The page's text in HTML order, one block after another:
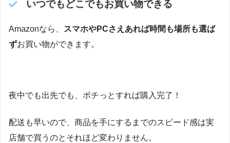
いつでもどこでもお買い物できる
Amazonなら、
スマホやPCさえあれば時間も場所も選ば
ずお買い物ができます。
夜中でも出先でも、ポチっとすれば購入完了！
配送も早いので、商品を手にするまでのスピード感は実
店舗で買うのとそれほど変わりません。